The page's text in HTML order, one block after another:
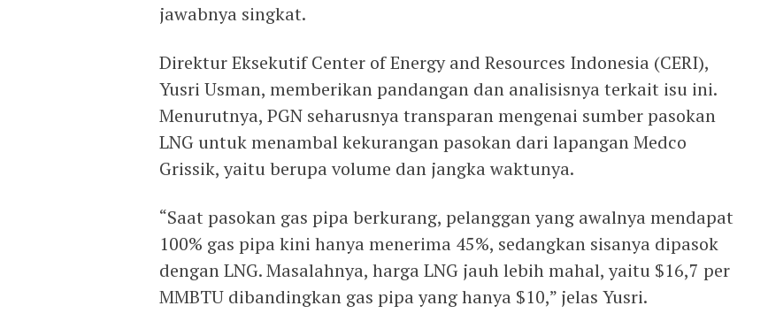
jawabnya singkat.
Direktur Eksekutif Center of Energy and Resources Indonesia (CERI),
Yusri Usman, memberikan pandangan dan analisisnya terkait isu ini.
Menurutnya, PGN seharusnya transparan mengenai sumber pasokan
LNG untuk menambal kekurangan pasokan dari lapangan Medco
Grissik, yaitu berupa volume dan jangka waktunya.
“Saat pasokan gas pipa berkurang, pelanggan yang awalnya mendapat
100% gas pipa kini hanya menerima 45%, sedangkan sisanya dipasok
dengan LNG. Masalahnya, harga LNG jauh lebih mahal, yaitu $16,7 per
MMBTU dibandingkan gas pipa yang hanya $10,” jelas Yusri.